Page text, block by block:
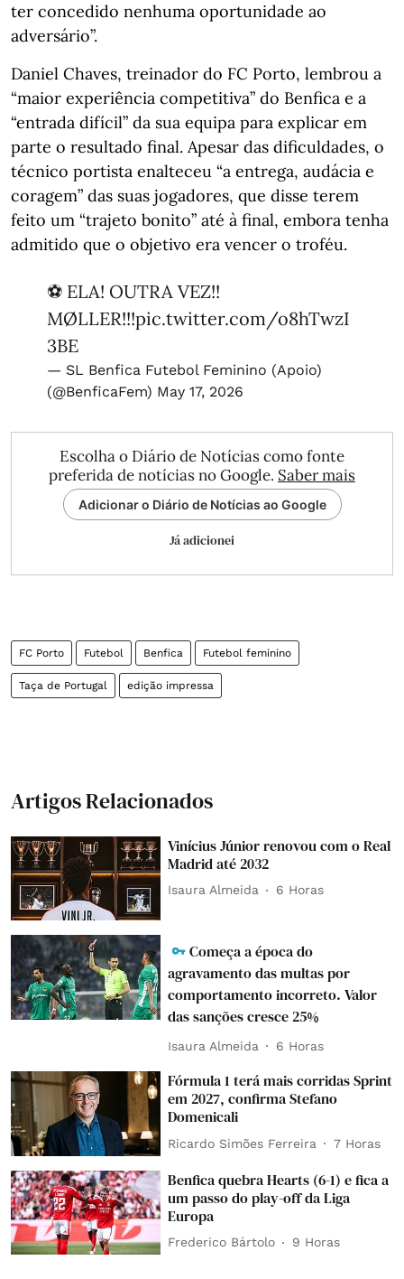
ter concedido nenhuma oportunidade ao
adversário”.
Daniel Chaves, treinador do FC Porto, lembrou a
“maior experiência competitiva” do Benfica e a
“entrada difícil” da sua equipa para explicar em
parte o resultado final. Apesar das dificuldades, o
técnico portista enalteceu “a entrega, audácia e
coragem” das suas jogadores, que disse terem
feito um “trajeto bonito” até à final, embora tenha
admitido que o objetivo era vencer o troféu.
⚽️ ELA! OUTRA VEZ!!
MØLLER!!!pic.twitter.com/o8hTwzI
3BE
— SL Benfica Futebol Feminino (Apoio)
(@BenficaFem) May 17, 2026
Escolha o Diário de Notícias como fonte
preferida de notícias no Google. Saber mais
Adicionar o Diário de Notícias ao Google
Já adicionei
FC Porto Futebol Benfica Futebol feminino
Taça de Portugal edição impressa
Artigos Relacionados
Vinícius Júnior renovou com o Real
Madrid até 2032
Isaura Almeida 6 Horas
Começa a época do
agravamento das multas por
comportamento incorreto. Valor
das sanções cresce 25%
Isaura Almeida 6 Horas
Fórmula 1 terá mais corridas Sprint
em 2027, confirma Stefano
Domenicali
Ricardo Simões Ferreira 7 Horas
Benfica quebra Hearts (6-1) e fica a
um passo do play-off da Liga
Europa
Frederico Bártolo 9 Horas